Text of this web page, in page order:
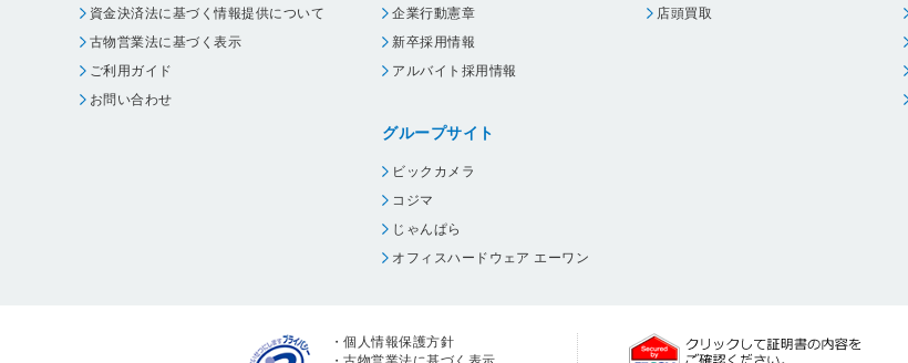
資金決済法に基づく情報提供について
古物営業法に基づく表示
ご利用ガイド
お問い合わせ
企業行動憲章
新卒採用情報
アルバイト採用情報
グループサイト
ビックカメラ
コジマ
じゃんぱら
オフィスハードウェア エーワン
店頭買取
・個人情報保護方針